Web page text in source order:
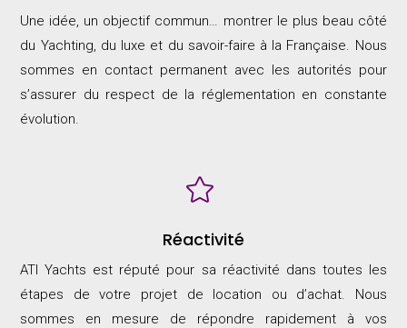
Une idée, un objectif commun… montrer le plus beau côté
du Yachting, du luxe et du savoir-faire à la Française. Nous
sommes en contact permanent avec les autorités pour
s’assurer du respect de la réglementation en constante
évolution.

Réactivité
ATI Yachts est réputé pour sa réactivité dans toutes les
étapes de votre projet de location ou d’achat. Nous
sommes en mesure de répondre rapidement à vos